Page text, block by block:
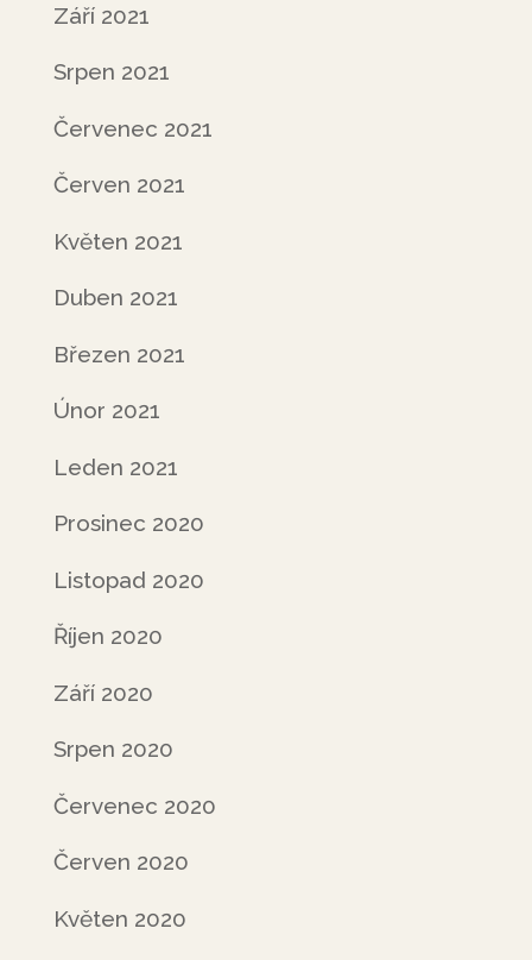
Září 2021
Srpen 2021
Červenec 2021
Červen 2021
Květen 2021
Duben 2021
Březen 2021
Únor 2021
Leden 2021
Prosinec 2020
Listopad 2020
Říjen 2020
Září 2020
Srpen 2020
Červenec 2020
Červen 2020
Květen 2020